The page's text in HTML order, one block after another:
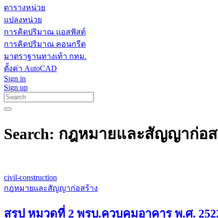
ตารางหน่วย
แปลงหน่วย
การคิดปริมาณ แอสฟัสต์
การคิดปริมาณ คอนกรีต
มาตราฐานทางเท้า กทม.
ตั้งค่า AutoCAD
Sign in
Sign up
Search: กฎหมายและสัญญาก่อส
civil-construction
กฎหมายและสัญญาก่อสร้าง
สรุป หมวดที่ 2 พรบ.ควบคุมอาคาร พ.ศ.